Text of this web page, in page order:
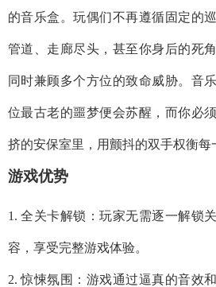
的音乐盒。玩偶们不再遵循固定的
管道、走廊尽头，甚至你身后的死
同时兼顾多个方位的致命威胁。音
位最古老的噩梦便会苏醒，而你必
挤的安保室里，用颤抖的双手权衡每
游戏优势
1. 全关卡解锁：玩家无需逐一解锁
容，享受完整游戏体验。
2. 惊悚氛围：游戏通过逼真的音效